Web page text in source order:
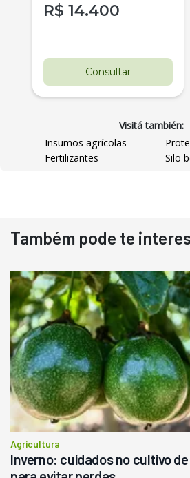
R$ 14.400
Consultar
Visitá también:
Insumos agrícolas
Fertilizantes
Silo
Também pode te
Agricultura
Inverno: cuidados no cultivo